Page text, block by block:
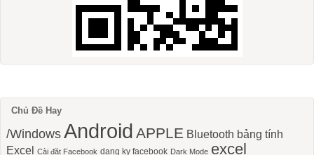
Chủ Đề Hay
/Windows Android APPLE Bluetooth bảng tính
Excel Cài đặt Facebook dang ky facebook Dark Mode excel